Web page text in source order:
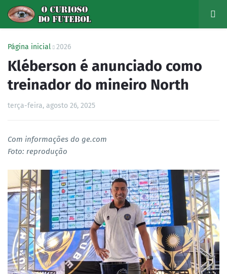
Página inicial 2026
Kléberson é anunciado como
treinador do mineiro North
terça-feira, agosto 26, 2025
Com informações do ge.com
Foto: reprodução